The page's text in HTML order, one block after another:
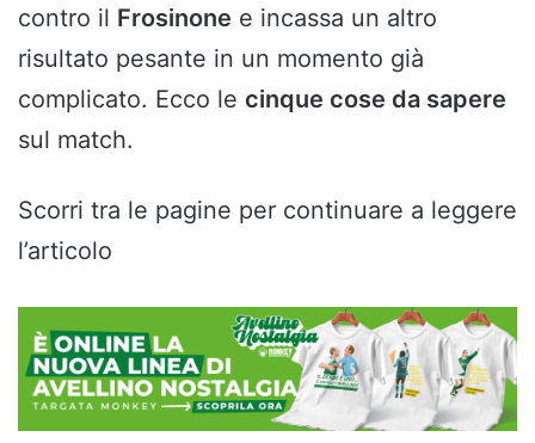
contro il Frosinone e incassa un altro
risultato pesante in un momento già
complicato. Ecco le cinque cose da sapere
sul match.
Scorri tra le pagine per continuare a leggere
l’articolo